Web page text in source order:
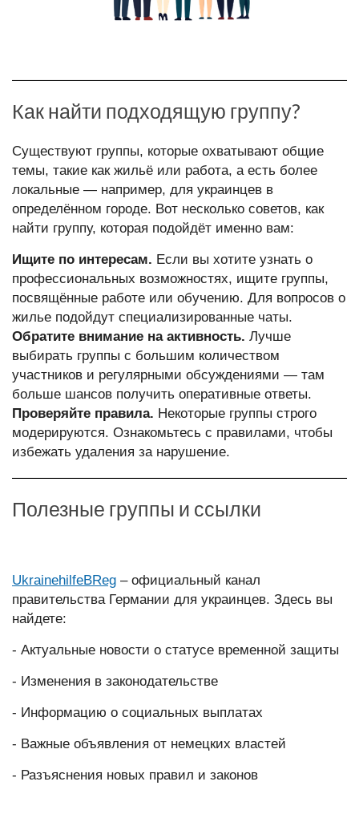
Как найти подходящую группу?
Существуют группы, которые охватывают общие
темы, такие как жильё или работа, а есть более
локальные — например, для украинцев в
определённом городе. Вот несколько советов, как
найти группу, которая подойдёт именно вам:
Ищите по интересам. Если вы хотите узнать о
профессиональных возможностях, ищите группы,
посвящённые работе или обучению. Для вопросов о
жилье подойдут специализированные чаты.
Обратите внимание на активность. Лучше
выбирать группы с большим количеством
участников и регулярными обсуждениями — там
больше шансов получить оперативные ответы.
Проверяйте правила. Некоторые группы строго
модерируются. Ознакомьтесь с правилами, чтобы
избежать удаления за нарушение.
Полезные группы и ссылки
UkrainehilfeBReg – официальный канал
правительства Германии для украинцев. Здесь вы
найдете:
- Актуальные новости о статусе временной защиты
- Изменения в законодательстве
- Информацию о социальных выплатах
- Важные объявления от немецких властей
- Разъяснения новых правил и законов